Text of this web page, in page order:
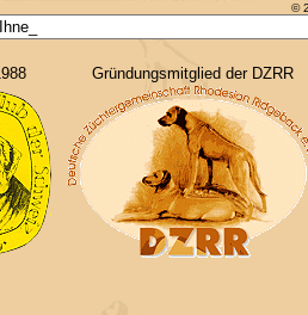
©
Gründungsmitglied der DZRR